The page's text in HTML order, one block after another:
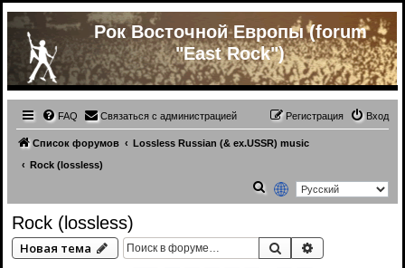
Рок Восточной Европы (forum
"East Rock")
FAQ Связаться с администрацией Вход
Регистрация
Список форумов
Lossless Russian (& ex.USSR) music
Rock (lossless)
с
Rock (lossless)
Новая тема Поиск